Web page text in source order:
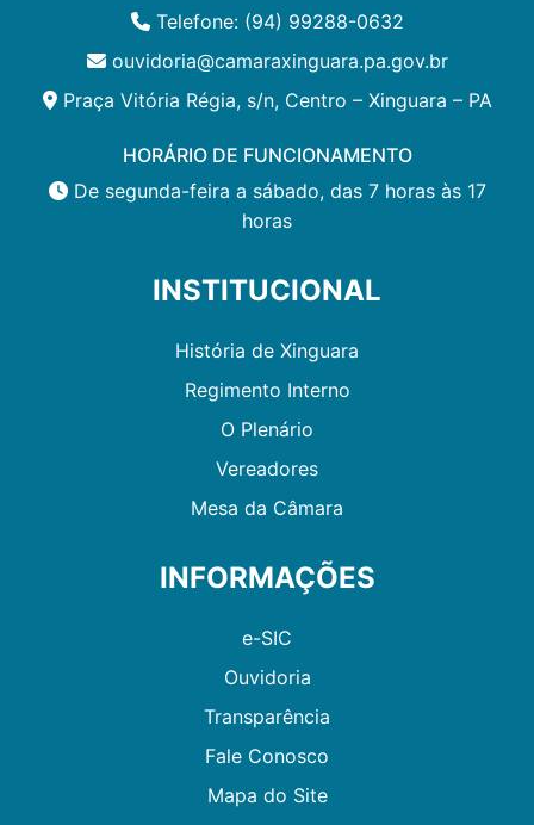
Telefone: (94) 99288-0632
ouvidoria@camaraxinguara.pa.gov.br
Praça Vitória Régia, s/n, Centro – Xinguara – PA
HORÁRIO DE FUNCIONAMENTO
De segunda-feira a sábado, das 7 horas às 17
horas
INSTITUCIONAL
História de Xinguara
Regimento Interno
O Plenário
Vereadores
Mesa da Câmara
INFORMAÇÕES
e-SIC
Ouvidoria
Transparência
Fale Conosco
Mapa do Site